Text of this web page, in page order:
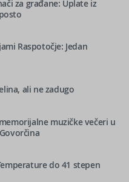
za građane: Uplate iz
Raspotočje: Jedan
ali ne zadugo
muzičke večeri u
do 41 stepen